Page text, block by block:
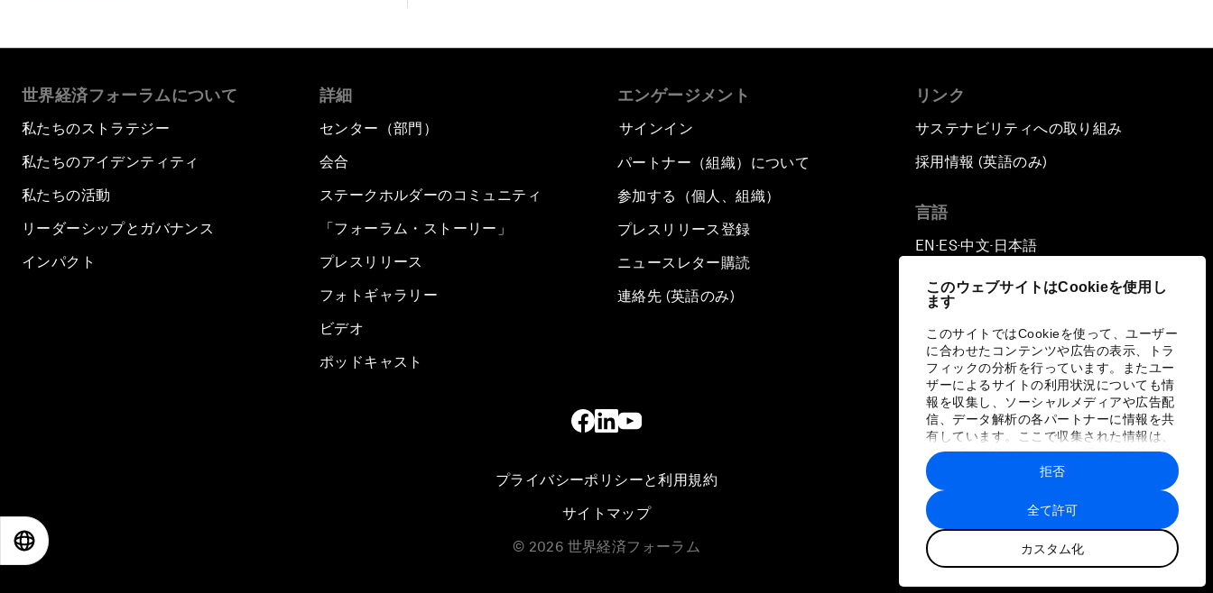
このウェブサイトはCookieを使用し
ます
このサイトではCookieを使って、ユーザー
に合わせたコンテンツや広告の表示、トラ
フィックの分析を行っています。またユー
ザーによるサイトの利用状況についても情
報を収集し、ソーシャルメディアや広告配
信、データ解析の各パートナーに情報を共
有しています。ここで収集された情報は、
ユーザーが各パートナーに提供した他の情
報や各パートナーのサービスを使用した際
に収集された情報と組み合わされ、各パー
トナーによって使用されることがありま
す。
全て許可
カスタム化
拒否
世界経済フォーラムについて
私たちのストラテジー
私たちのアイデンティティ
私たちの活動
リーダーシップとガバナンス
インパクト
詳細
センター（部門）
会合
ステークホルダーのコミュニティ
「フォーラム・ストーリー」
プレスリリース
フォトギャラリー
ビデオ
ポッドキャスト
エンゲージメント
サインイン
パートナー（組織）について
参加する（個人、組織）
プレスリリース登録
ニュースレター購読
連絡先 (英語のみ)
リンク
サステナビリティへの取り組み
採用情報 (英語のみ)
言語
EN ▪ ES▪中文▪ 日本語
プライバシーポリシーと利用規約
サイトマップ
© 2026 世界経済フォーラム